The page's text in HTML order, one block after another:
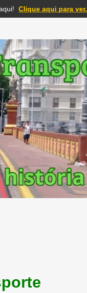
principal
Clique aqui para ver.